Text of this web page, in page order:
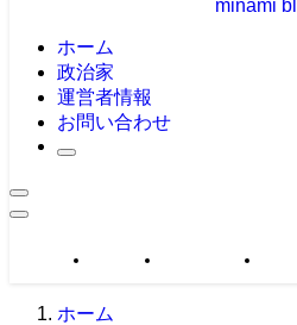
minami
ホーム
政治家
運営者情報
お問い合わせ
政治家 運営者情報
ホーム